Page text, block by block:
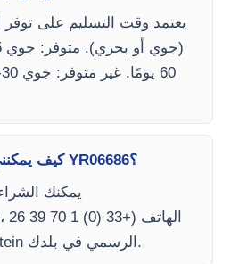
يعتمد وقت التسليم على
كيف يمكنني شراء مجهر المختبر YR06686؟
يمكنك
)،
50) أو عبر موقع Kalstein الرسمي في بلدك.